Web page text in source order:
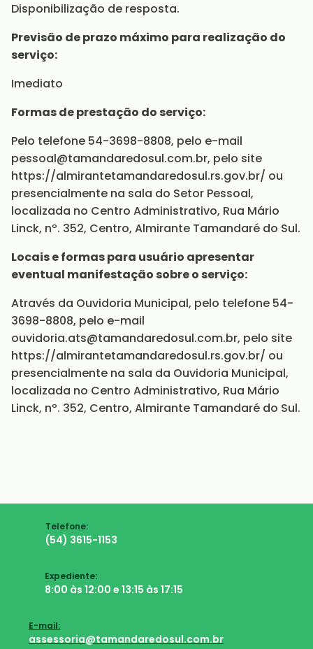
Disponibilização de resposta.
Previsão de prazo máximo para realização do
serviço:
Imediato
Formas de prestação do serviço:
Pelo telefone 54-3698-8808, pelo e-mail
pessoal@tamandaredosul.com.br, pelo site
https://almirantetamandaredosul.rs.gov.br/ ou
presencialmente na sala do Setor Pessoal,
localizada no Centro Administrativo, Rua Mário
Linck, nº. 352, Centro, Almirante Tamandaré do Sul.
Locais e formas para usuário apresentar
eventual manifestação sobre o serviço:
Através da Ouvidoria Municipal, pelo telefone 54-
3698-8808, pelo e-mail
ouvidoria.ats@tamandaredosul.com.br, pelo site
https://almirantetamandaredosul.rs.gov.br/ ou
presencialmente na sala da Ouvidoria Municipal,
localizada no Centro Administrativo, Rua Mário
Linck, nº. 352, Centro, Almirante Tamandaré do Sul.
Telefone:
(54) 3615-1153
Expediente:
8:00 às 12:00 e 13:15 às 17:15
E-mail:
assessoria@tamandaredosul.com.br